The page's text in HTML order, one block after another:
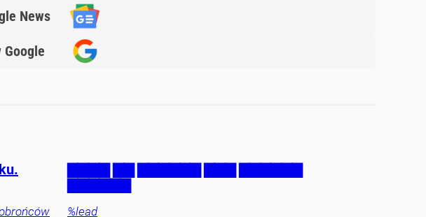
News
Google
%lead